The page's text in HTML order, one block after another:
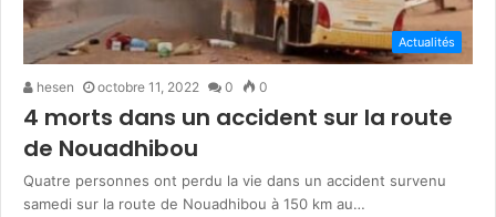
Actualités
hesen octobre 11, 2022 0 0
4 morts dans un accident sur la route
de Nouadhibou
Quatre personnes ont perdu la vie dans un accident survenu
samedi sur la route de Nouadhibou à 150 km au…